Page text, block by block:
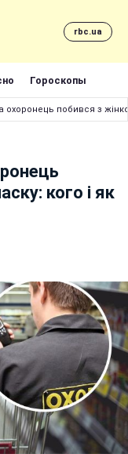
rbc.ua
Гороскопы
охоронець побився з
кого і як